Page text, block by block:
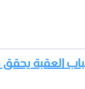
العقبة يحقق